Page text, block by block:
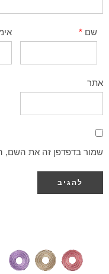
שם *
אתר
שמור בדפדפן זה את השם,